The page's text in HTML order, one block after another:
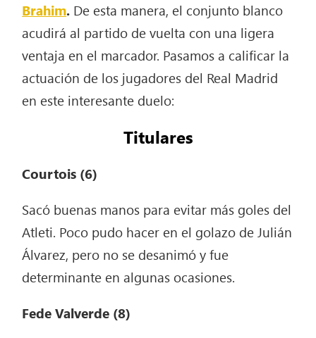
Brahim. De esta manera, el conjunto blanco
acudirá al partido de vuelta con una ligera
ventaja en el marcador. Pasamos a calificar la
actuación de los jugadores del Real Madrid
en este interesante duelo:
Titulares
Courtois (6)
Sacó buenas manos para evitar más goles del
Atleti. Poco pudo hacer en el golazo de Julián
Álvarez, pero no se desanimó y fue
determinante en algunas ocasiones.
Fede Valverde (8)